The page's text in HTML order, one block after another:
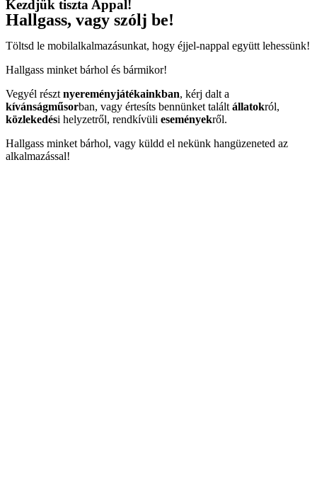
Kezdjük tiszta Appal!
Hallgass, vagy szólj be!
Töltsd le mobilalkalmazásunkat, hogy éjjel-nappal együtt lehessünk!
Hallgass minket bárhol és bármikor!
Vegyél részt nyereményjátékainkban, kérj dalt a
kívánságműsorban, vagy értesíts bennünket talált állatokról,
közlekedési helyzetről, rendkívüli eseményekről.
Hallgass minket bárhol, vagy küldd el nekünk hangüzeneted az
alkalmazással!